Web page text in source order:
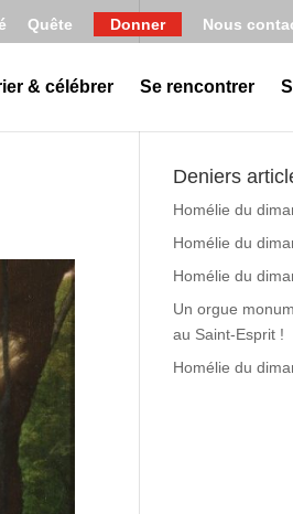
Quête Donner Nous
& célébrer Se rencontrer
Deniers
Homélie du
Homélie du
Homélie du
Un orgue
au Saint-Esprit !
Homélie du